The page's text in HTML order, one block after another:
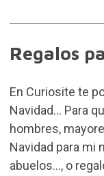
Regalos
En Curiosite te
Navidad... Para
hombres,
Navidad para mi
abuelos..., o